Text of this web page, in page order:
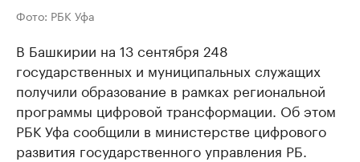
Фото: РБК Уфа
В Башкирии на 13 сентября 248
государственных и муниципальных служащих
получили образование в рамках региональной
программы цифровой трансформации. Об этом
РБК Уфа сообщили в министерстве цифрового
развития государственного управления РБ.